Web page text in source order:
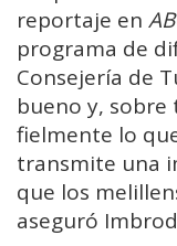
reportaje en
programa de
Consejería de
bueno y, sobre
fielmente lo
transmite una
que los
aseguró